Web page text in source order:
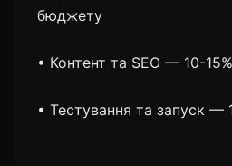
бюджету
• Контент та SEO — 10-
• Тестування та запуск —